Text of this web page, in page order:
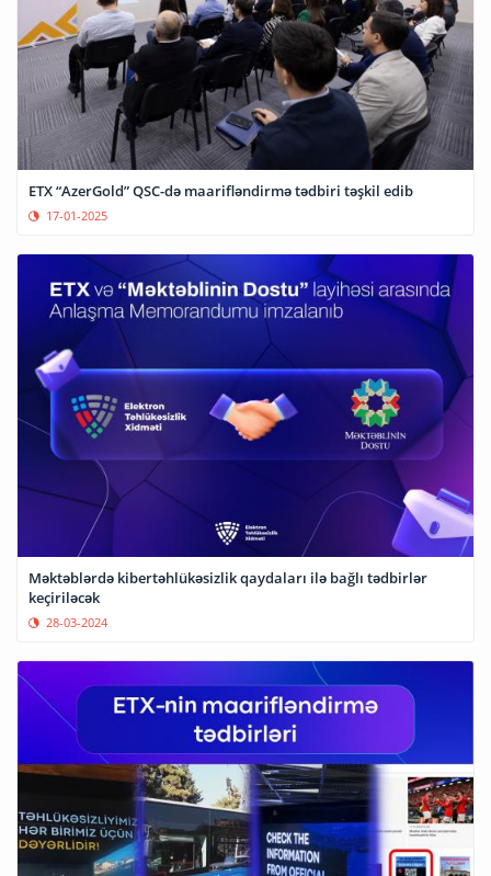
ETX “AzerGold” QSC-də maarifləndirmə tədbiri təşkil edib
17-01-2025
Məktəblərdə kibertəhlükəsizlik qaydaları ilə bağlı tədbirlər
keçiriləcək
28-03-2024